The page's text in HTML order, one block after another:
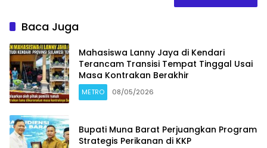
Baca Juga
Mahasiswa Lanny Jaya di Kendari
Terancam Transisi Tempat Tinggal Usai
Masa Kontrakan Berakhir
METRO 08/05/2026
Bupati Muna Barat Perjuangkan Program
Strategis Perikanan di KKP